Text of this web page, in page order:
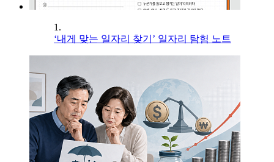
1.
‘내게 맞는 일자리 찾기’ 일자리 탐험 노트